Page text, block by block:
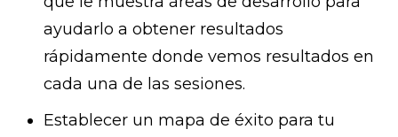
ayudarlo a obtener resultados
rápidamente donde vemos resultados en
cada una de las sesiones.
Establecer un mapa de éxito para tu